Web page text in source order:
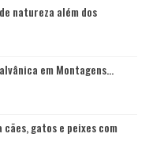
natureza além dos
em Montagens…
gatos e peixes com